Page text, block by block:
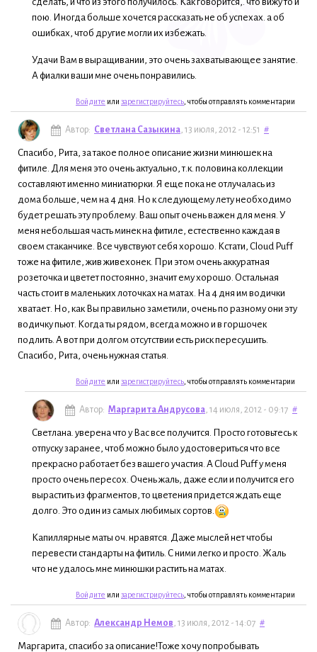
пою. Иногда больше хочется рассказать не об успехах. а об
ошибках, чтоб другие могли их избежать.
Удачи Вам в выращивании, это очень захватывающее занятие.
А фиалки ваши мне очень понравились.
Войдите или зарегистрируйтесь , чтобы отправлять комментарии
Автор: Светлана Сазыкина, 13 июля, 2012 - 12:51 #
Спасибо, Рита, за такое полное описание жизни минюшек на
фитиле. Для меня это очень актуально, т.к. половина коллекции
составляют именно миниатюрки. Я еще пока не отлучалась из
дома больше, чем на 4 дня. Но к следующему лету необходимо
будет решать эту проблему. Ваш опыт очень важен для меня. У
меня небольшая часть минек на фитиле, естественно каждая в
своем стаканчике. Все чувствуют себя хорошо. Кстати, Cloud Puff
тоже на фитиле, жив живехонек. При этом очень аккуратная
розеточка и цветет постоянно, значит ему хорошо. Остальная
часть стоит в маленьких лоточках на матах. На 4 дня им водички
хватает. Но, как Вы правильно заметили, очень по разному они эту
водичку пьют. Когда ты рядом, всегда можно и в горшочек
подлить. А вот при долгом отсутствии есть риск пересушить.
Спасибо, Рита, очень нужная статья.
Войдите или зарегистрируйтесь , чтобы отправлять комментарии
Автор: Маргарита Андрусова, 14 июля, 2012 - 09:17 #
Светлана. уверена что у Вас все получится. Просто готовьтесь к
отпуску заранее, чтоб можно было удостовериться что все
прекрасно работает без вашего участия. А Cloud Puff у меня
просто очень пересох. Очень жаль, даже если и получится его
вырастить из фрагментов, то цветения придется ждать еще
долго. Это один из самых любимых сортов.
Капиллярные маты оч. нравятся. Даже мыслей нет чтобы
перевести стандарты на фитиль. С ними легко и просто. Жаль
что не удалось мне минюшки растить на матах.
Войдите или зарегистрируйтесь , чтобы отправлять комментарии
Автор: Александр Немов, 13 июля, 2012 - 14:07 #
Маргарита, спасибо за описание!Тоже хочу попробывать